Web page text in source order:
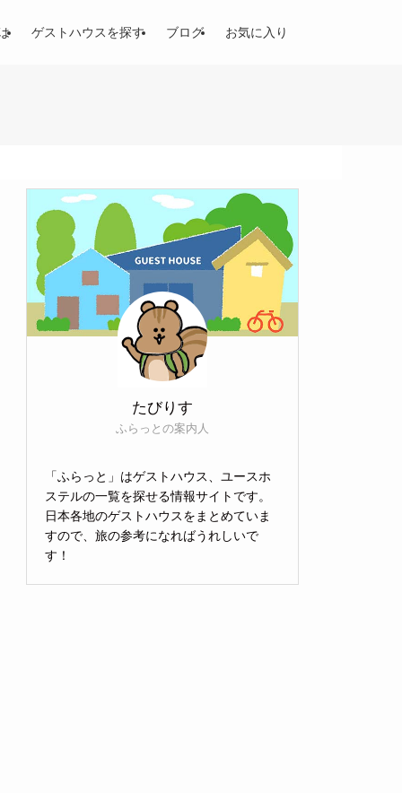
ゲストハウスを探す ブログ お気に入り
たびりす
ふらっとの案内人
「ふらっと」はゲストハウス、ユースホ
ステルの一覧を探せる情報サイトです。
日本各地のゲストハウスをまとめていま
すので、旅の参考になればうれしいで
す！